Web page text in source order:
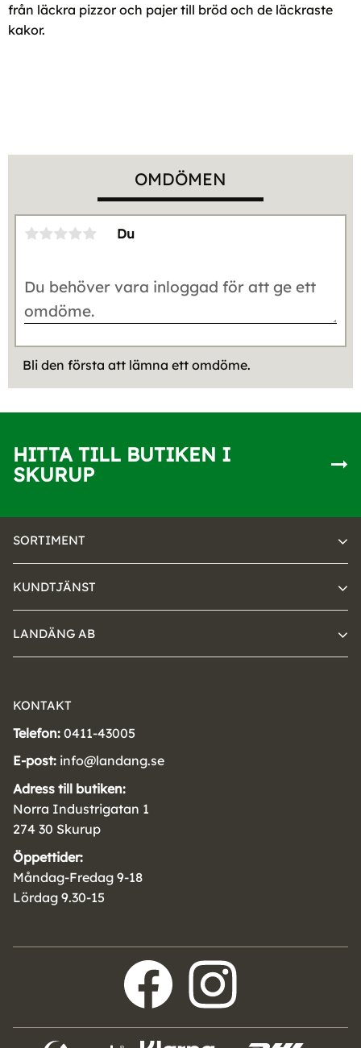
från läckra pizzor och pajer till bröd och de läckraste
kakor.
OMDÖMEN
Du
Bli den första att lämna ett omdöme.
HITTA TILL BUTIKEN I
SKURUP
SORTIMENT
KUNDTJÄNST
LANDÄNG AB
KONTAKT
Telefon: 0411-43005
E-post: info@landang.se
Adress till butiken:
Norra Industrigatan 1
274 30 Skurup
Öppettider:
Måndag-Fredag 9-18
Lördag 9.30-15